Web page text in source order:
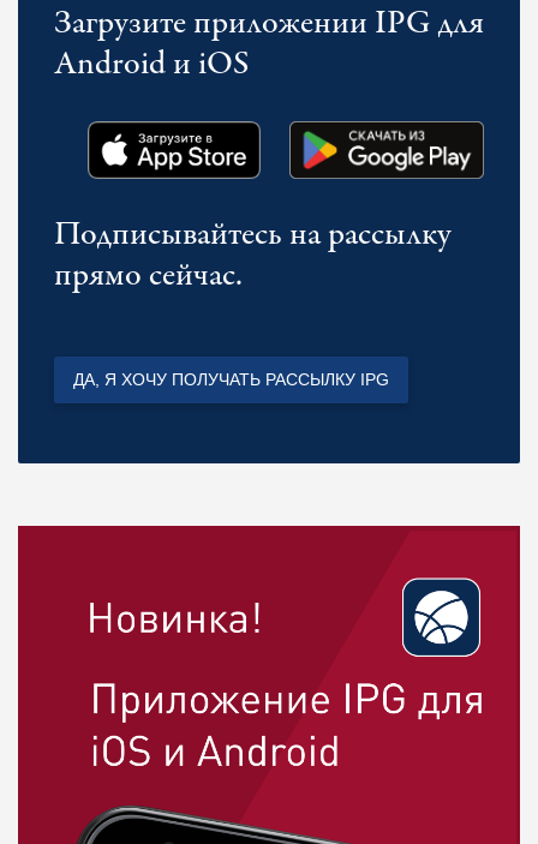
Загрузите приложении IPG для
Android и iOS
Подписывайтесь на рассылку
прямо сейчас.
ДА, Я ХОЧУ ПОЛУЧАТЬ РАССЫЛКУ IPG